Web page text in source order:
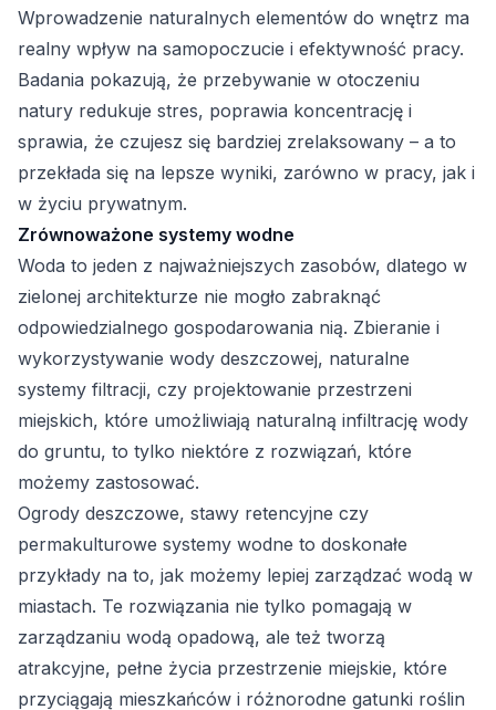
Wprowadzenie naturalnych elementów do wnętrz ma
realny wpływ na samopoczucie i efektywność pracy.
Badania pokazują, że przebywanie w otoczeniu
natury redukuje stres, poprawia koncentrację i
sprawia, że czujesz się bardziej zrelaksowany – a to
przekłada się na lepsze wyniki, zarówno w pracy, jak i
w życiu prywatnym.
Zrównoważone systemy wodne
Woda to jeden z najważniejszych zasobów, dlatego w
zielonej architekturze nie mogło zabraknąć
odpowiedzialnego gospodarowania nią. Zbieranie i
wykorzystywanie wody deszczowej, naturalne
systemy filtracji, czy projektowanie przestrzeni
miejskich, które umożliwiają naturalną infiltrację wody
do gruntu, to tylko niektóre z rozwiązań, które
możemy zastosować.
Ogrody deszczowe, stawy retencyjne czy
permakulturowe systemy wodne to doskonałe
przykłady na to, jak możemy lepiej zarządzać wodą w
miastach. Te rozwiązania nie tylko pomagają w
zarządzaniu wodą opadową, ale też tworzą
atrakcyjne, pełne życia przestrzenie miejskie, które
przyciągają mieszkańców i różnorodne gatunki roślin